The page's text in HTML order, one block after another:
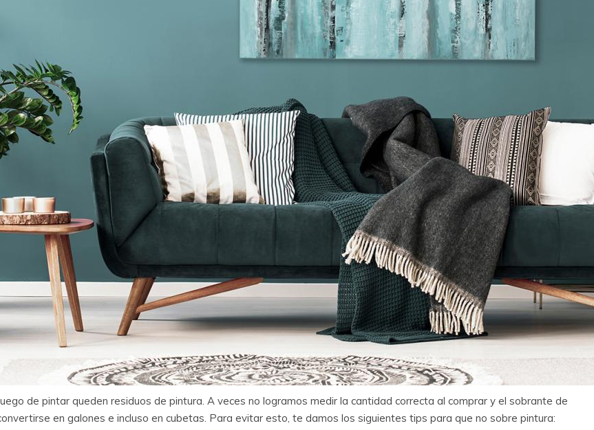
de pintar queden residuos de pintura. A veces no logramos medir la cantidad correcta al comprar y el sobrante de
en galones e incluso en cubetas. Para evitar esto, te damos los siguientes tips para que no sobre pintura: